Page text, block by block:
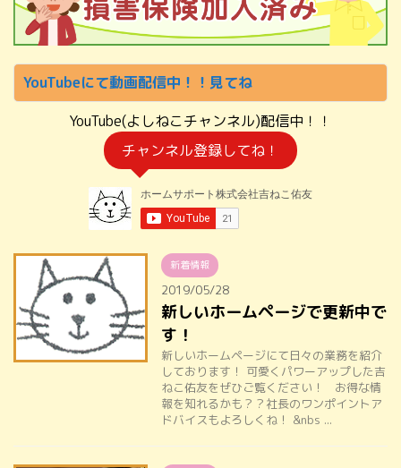
YouTubeにて動画配信中！！見てね
YouTube(よしねこチャンネル)配信中！！
チャンネル登録してね！
新着情報
2019/05/28
新しいホームページで更新中で
す！
新しいホームページにて日々の業務を紹介
しております！ 可愛くパワーアップした吉
ねこ佑友をぜひご覧ください！ お得な情
報を知れるかも？？社長のワンポイントア
ドバイスもよろしくね！ &nbs ...